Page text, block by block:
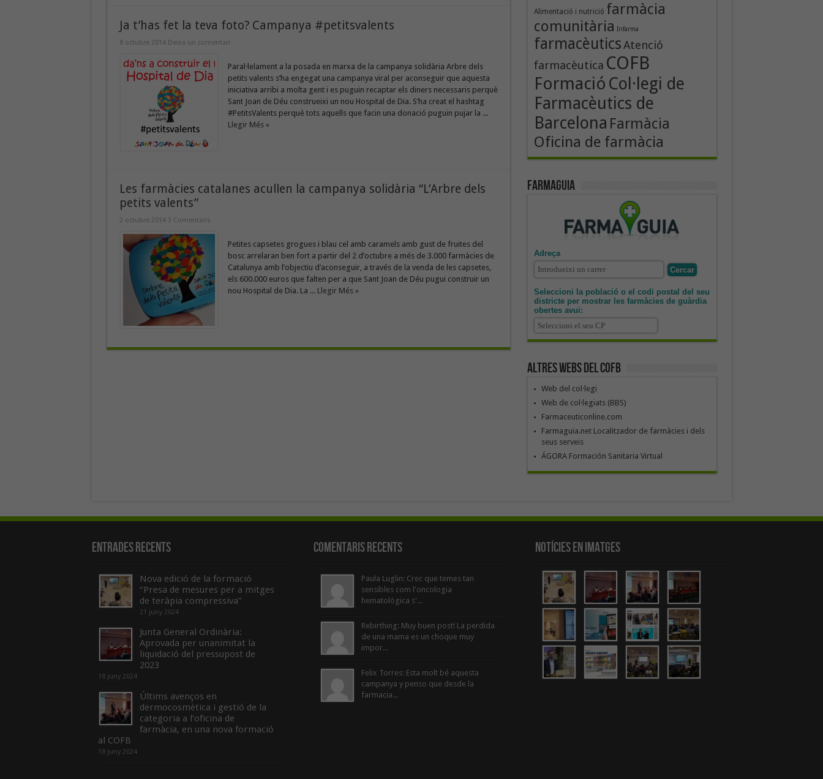
Ja t’has fet la teva foto? Campanya #petitsvalents
8 octubre 2014 Deixa un comentari
Paral·lelament a la posada en marxa de la campanya solidària Arbre dels
petits valents s’ha engegat una campanya viral per aconseguir que aquesta
iniciativa arribi a molta gent i es puguin recaptar els diners necessaris perquè
Sant Joan de Déu construeixi un nou Hospital de Dia. S’ha creat el hashtag
#PetitsValents perquè tots aquells que facin una donació puguin pujar la ...
Llegir Més »
Les farmàcies catalanes acullen la campanya solidària “L’Arbre dels
petits valents”
2 octubre 2014 3 Comentaris
Petites capsetes grogues i blau cel amb caramels amb gust de fruites del
bosc arrelaran ben fort a partir del 2 d’octubre a més de 3.000 farmàcies de
Catalunya amb l’objectiu d’aconseguir, a través de la venda de les capsetes,
els 600.000 euros que falten per a que Sant Joan de Déu pugui construir un
nou Hospital de Dia. La ... Llegir Més »
Alimentació i nutrició farmàcia
comunitària Infarma
farmacèuticsAtenció
farmacèutica COFB
Formació Col·legi de
Farmacèutics de
Barcelona Farmàcia
Oficina de farmàcia
Farmaguia
Adreça
Seleccioni la població o el codi postal del seu
districte per mostrar les farmàcies de guàrdia
obertes avui:
Altres webs del COFB
Web del col·legi
Web de col·legiats (BBS)
Farmaceuticonline.com
Farmaguia.net Localitzador de farmàcies i dels
seus serveis
ÁGORA Formación Sanitaria Virtual
Entrades recents
Nova edició de la formació
“Presa de mesures per a mitges
de teràpia compressiva”
21 juny 2024
Junta General Ordinària:
Aprovada per unanimitat la
liquidació del pressupost de
2023
18 juny 2024
Últims avenços en
dermocosmètica i gestió de la
categoria a l’oficina de
farmàcia, en una nova formació
al COFB
18 juny 2024
Comentaris Recents
Paula Luglin: Crec que temes tan
sensibles com l'oncologia
hematològica s'...
Rebirthing: Muy buen post! La perdida
de una mama es un choque muy
impor...
Felix Torres: Esta molt bé aquesta
campanya y penso que desde la
farmacia...
Notícies en Imatges